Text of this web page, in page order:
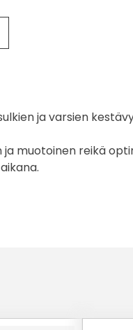
ja varsien
ja muotoinen reikä